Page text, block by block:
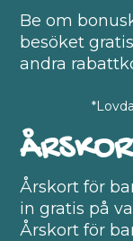
Be om
besöket
andra
Årskort för
in gratis på
Årskort för